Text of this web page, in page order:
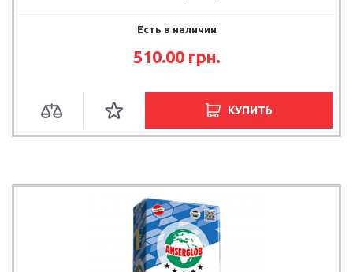
Есть в наличии
510.00 грн.
КУПИТЬ